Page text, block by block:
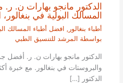
الدكتور مانجو بهارات ن.
المسالك البولية في بنغالور،
أطباء بنغالور , افضل أطباء المسالك
بواسطة المرشد للتنسيق الطبي
الدكتور مانجو بهارات ن. ر. أفضل
الدكتور […]